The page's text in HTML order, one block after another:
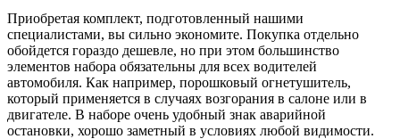
Приобретая комплект, подготовленный нашими
специалистами, вы сильно экономите. Покупка отдельно
обойдется гораздо дешевле, но при этом большинство
элементов набора обязательны для всех водителей
автомобиля. Как например, порошковый огнетушитель,
который применяется в случаях возгорания в салоне или в
двигателе. В наборе очень удобный знак аварийной
остановки, хорошо заметный в условиях любой видимости.